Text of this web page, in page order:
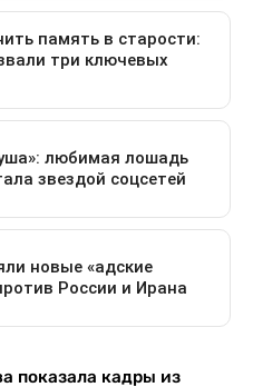
показала кадры из